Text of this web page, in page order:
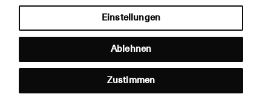
Nachhaltigkeit
Rechtliche Hinweise Impressum
Einstellungen
Ablehnen
Zustimmen